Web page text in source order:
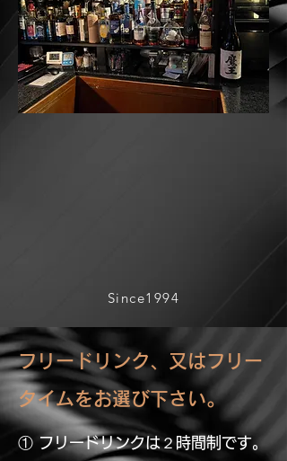
​Since1994
フリードリンク、又はフリー
タイムをお選び下さい。
① フリードリンクは２時間制です。